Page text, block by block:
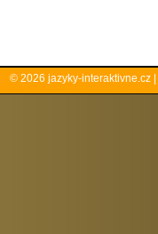
© 2026 jazyky-interaktivne.cz